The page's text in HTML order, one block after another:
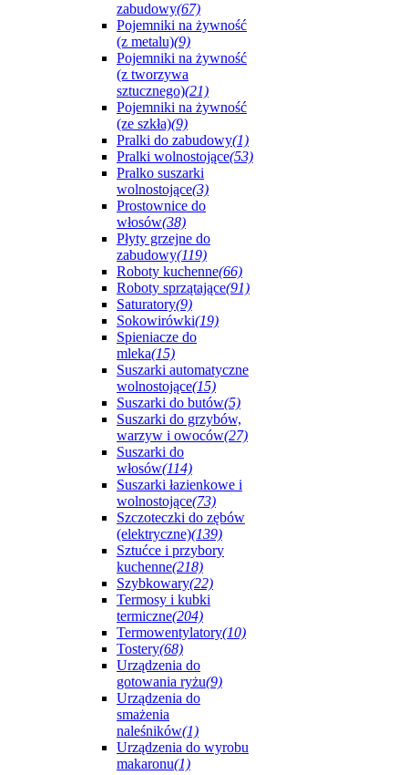
zabudowy(67)
Pojemniki na żywność
(z metalu)(9)
Pojemniki na żywność
(z tworzywa
sztucznego)(21)
Pojemniki na żywność
(ze szkła)(9)
Pralki do zabudowy(1)
Pralki wolnostojące(53)
Pralko suszarki
wolnostojące(3)
Prostownice do
włosów(38)
Płyty grzejne do
zabudowy(119)
Roboty kuchenne(66)
Roboty sprzątające(91)
Saturatory(9)
Sokowirówki(19)
Spieniacze do
mleka(15)
Suszarki automatyczne
wolnostojące(15)
Suszarki do butów(5)
Suszarki do grzybów,
warzyw i owoców(27)
Suszarki do
włosów(114)
Suszarki łazienkowe i
wolnostojące(73)
Szczoteczki do zębów
(elektryczne)(139)
Sztućce i przybory
kuchenne(218)
Szybkowary(22)
Termosy i kubki
termiczne(204)
Termowentylatory(10)
Tostery(68)
Urządzenia do
gotowania ryżu(9)
Urządzenia do
smażenia
naleśników(1)
Urządzenia do wyrobu
makaronu(1)